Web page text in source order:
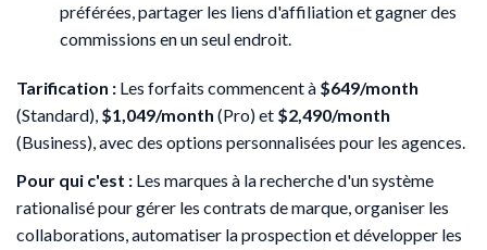
préférées, partager les liens d'affiliation et gagner des
commissions en un seul endroit.
Tarification : Les forfaits commencent à $649/month
(Standard), $1,049/month (Pro) et $2,490/month
(Business), avec des options personnalisées pour les agences.
Pour qui c'est : Les marques à la recherche d'un système
rationalisé pour gérer les contrats de marque, organiser les
collaborations, automatiser la prospection et développer les